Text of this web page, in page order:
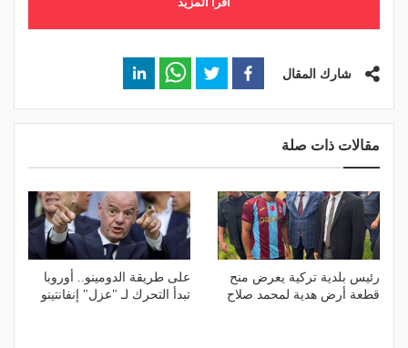
شارك المقال
مقالات ذات صلة
رئيس بلدية تركية يعرض منح
قطعة أرض هدية لمحمد صلاح
على طريقة الدومينو.. أوروبا
تبدأ التحرك لـ "عزل" إنفانتينو